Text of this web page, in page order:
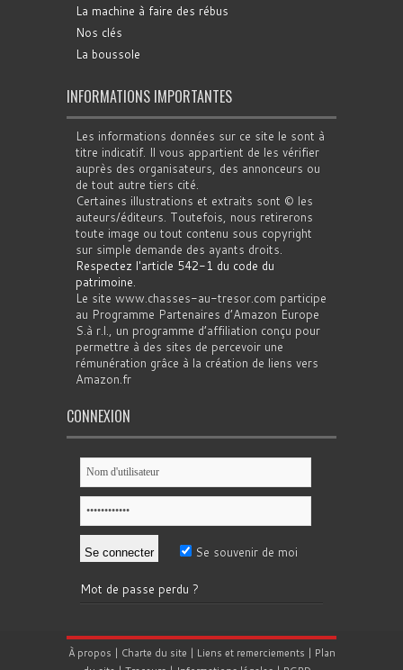
La machine à faire des rébus
Nos clés
La boussole
INFORMATIONS IMPORTANTES
Les informations données sur ce site le sont à
titre indicatif. Il vous appartient de les vérifier
auprès des organisateurs, des annonceurs ou
de tout autre tiers cité.
Certaines illustrations et extraits sont © les
auteurs/éditeurs. Toutefois, nous retirerons
toute image ou tout contenu sous copyright
sur simple demande des ayants droits.
Respectez l'article 542-1 du code du
patrimoine.
Le site www.chasses-au-tresor.com participe
au Programme Partenaires d’Amazon Europe
S.à r.l., un programme d’affiliation conçu pour
permettre à des sites de percevoir une
rémunération grâce à la création de liens vers
Amazon.fr
CONNEXION
Se souvenir de moi
Mot de passe perdu ?
À propos | Charte du site | Liens et remerciements | Plan